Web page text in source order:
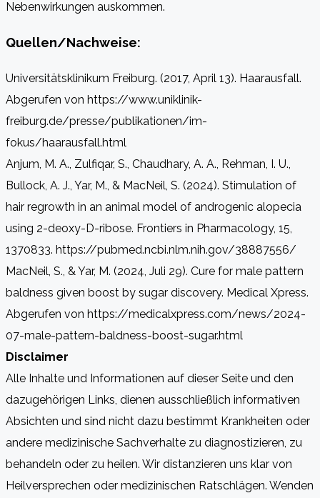
Nebenwirkungen auskommen.
Quellen/Nachweise:
Universitätsklinikum Freiburg. (2017, April 13). Haarausfall.
Abgerufen von https://www.uniklinik-
freiburg.de/presse/publikationen/im-
fokus/haarausfall.html
Anjum, M. A., Zulfiqar, S., Chaudhary, A. A., Rehman, I. U.,
Bullock, A. J., Yar, M., & MacNeil, S. (2024). Stimulation of
hair regrowth in an animal model of androgenic alopecia
using 2-deoxy-D-ribose. Frontiers in Pharmacology, 15,
1370833. https://pubmed.ncbi.nlm.nih.gov/38887556/
MacNeil, S., & Yar, M. (2024, Juli 29). Cure for male pattern
baldness given boost by sugar discovery. Medical Xpress.
Abgerufen von https://medicalxpress.com/news/2024-
07-male-pattern-baldness-boost-sugar.html
Disclaimer
Alle Inhalte und Informationen auf dieser Seite und den
dazugehörigen Links, dienen ausschließlich informativen
Absichten und sind nicht dazu bestimmt Krankheiten oder
andere medizinische Sachverhalte zu diagnostizieren, zu
behandeln oder zu heilen. Wir distanzieren uns klar von
Heilversprechen oder medizinischen Ratschlägen. Wenden